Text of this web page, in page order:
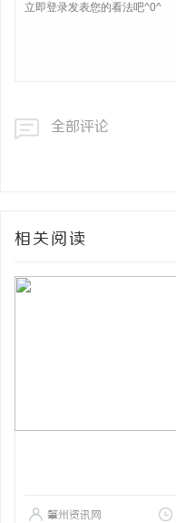
全部评论
相关阅读
肇州资讯网